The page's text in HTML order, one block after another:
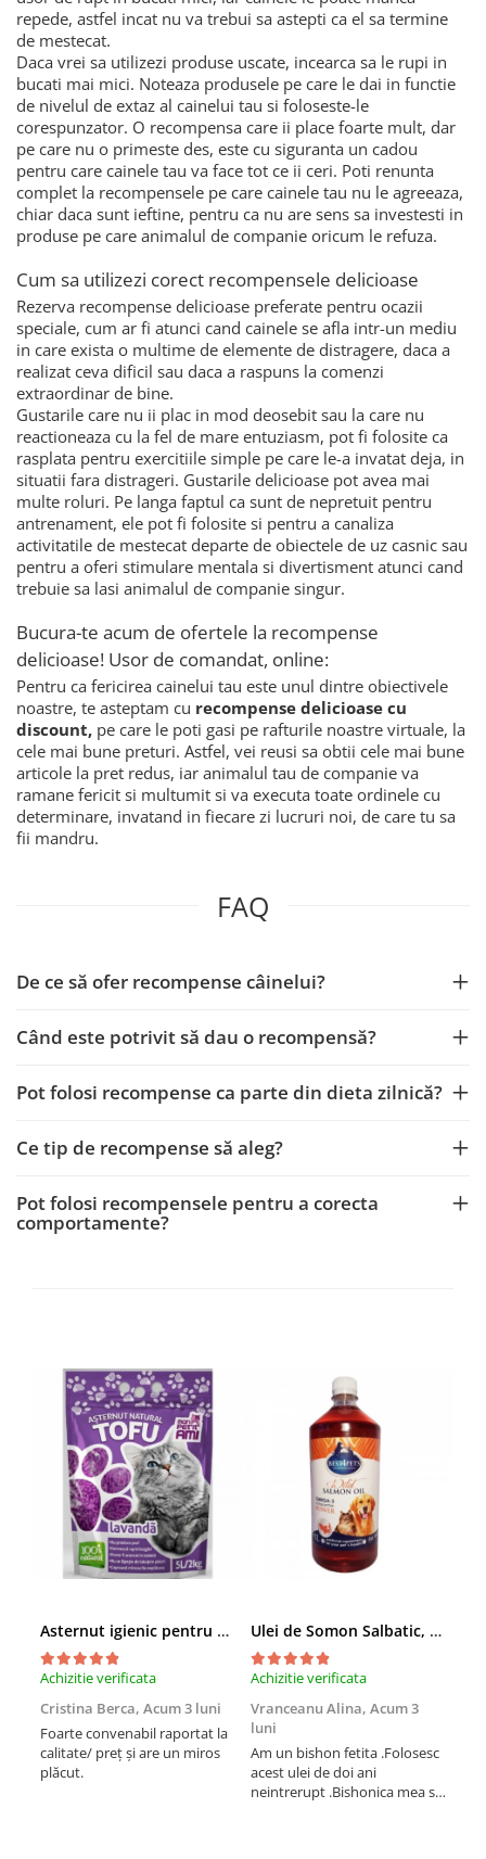
repede, astfel incat nu va trebui sa astepti ca el sa termine
de mestecat.
Daca vrei sa utilizezi produse uscate, incearca sa le rupi in
bucati mai mici. Noteaza produsele pe care le dai in functie
de nivelul de extaz al cainelui tau si foloseste-le
corespunzator. O recompensa care ii place foarte mult, dar
pe care nu o primeste des, este cu siguranta un cadou
pentru care cainele tau va face tot ce ii ceri. Poti renunta
complet la recompensele pe care cainele tau nu le agreeaza,
chiar daca sunt ieftine, pentru ca nu are sens sa investesti in
produse pe care animalul de companie oricum le refuza.
Cum sa utilizezi corect recompensele delicioase
Rezerva recompense delicioase preferate pentru ocazii
speciale, cum ar fi atunci cand cainele se afla intr-un mediu
in care exista o multime de elemente de distragere, daca a
realizat ceva dificil sau daca a raspuns la comenzi
extraordinar de bine.
Gustarile care nu ii plac in mod deosebit sau la care nu
reactioneaza cu la fel de mare entuziasm, pot fi folosite ca
rasplata pentru exercitiile simple pe care le-a invatat deja, in
situatii fara distrageri. Gustarile delicioase pot avea mai
multe roluri. Pe langa faptul ca sunt de nepretuit pentru
antrenament, ele pot fi folosite si pentru a canaliza
activitatile de mestecat departe de obiectele de uz casnic sau
pentru a oferi stimulare mentala si divertisment atunci cand
trebuie sa lasi animalul de companie singur.
Bucura-te acum de ofertele la recompense
delicioase! Usor de comandat, online:
Pentru ca fericirea cainelui tau este unul dintre obiectivele
noastre, te asteptam cu recompense delicioase cu
discount, pe care le poti gasi pe rafturile noastre virtuale, la
cele mai bune preturi. Astfel, vei reusi sa obtii cele mai bune
articole la pret redus, iar animalul tau de companie va
ramane fericit si multumit si va executa toate ordinele cu
determinare, invatand in fiecare zi lucruri noi, de care tu sa
fii mandru.
FAQ
De ce să ofer recompense câinelui?
Când este potrivit să dau o recompensă?
Pot folosi recompense ca parte din dieta zilnică?
Ce tip de recompense să aleg?
Pot folosi recompensele pentru a corecta
comportamente?
Asternut igienic pentru pisici Tofu Lavanda, Mon Petit 5 l
Achizitie verificata
Cristina Berca, Acum 3 luni
Foarte convenabil raportat la
calitate/ preț și are un miros
plăcut.
Ulei de Somon Salbatic, câini și pisici, piele si blană, BEST4PETS, 1l
Achizitie verificata
Vranceanu Alina, Acum 3
luni
Am un bishon fetita .Folosesc
acest ulei de doi ani
neintrerupt .Bishonica mea se